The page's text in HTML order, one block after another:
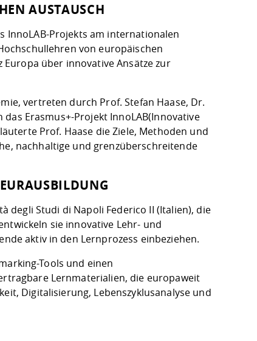
AUSTAUSCH
InnoLAB-Projekts am internationalen
von europäischen
über innovative Ansätze zur
vertreten durch Prof. Stefan Haase, Dr.
Erasmus+-Projekt InnoLAB(Innovative
Prof. Haase die Ziele, Methoden und
nachhaltige und grenzüberschreitende
degli Studi di Napoli Federico II (Italien), die
sie innovative Lehr- und
aktiv in den Lernprozess einbeziehen.
Tools und einen
Lernmaterialien, die europaweit
Digitalisierung, Lebenszyklusanalyse und